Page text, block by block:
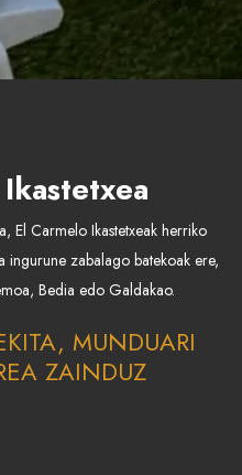
El Carmelo Ikastetxeak herriko
ingurune zabalago batekoak ere,
Bedia edo Galdakao.
MUNDUARI
ZAINDUZ